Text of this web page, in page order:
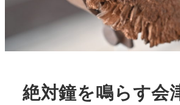
絶対鐘を鳴らす会